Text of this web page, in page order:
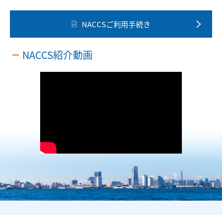
NACCSご利⽤⼿続き
NACCS紹介動画